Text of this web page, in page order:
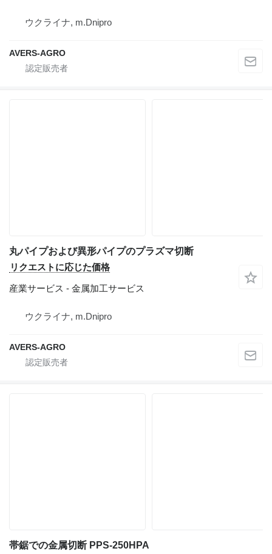
ウクライナ, m.Dnipro
AVERS-AGRO
丸パイプおよび異形パイプのプラズマ切断
リクエストに応じた価格
産業サービス - 金属加工サービス
ウクライナ, m.Dnipro
AVERS-AGRO
帯鋸での金属切断 PPS-250HPA